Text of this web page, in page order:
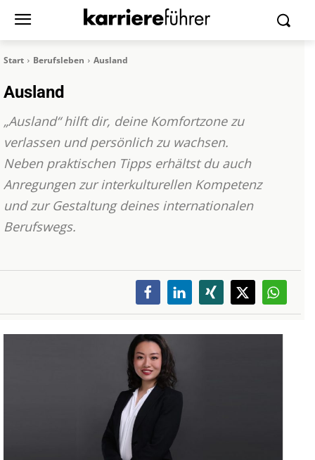
Start Berufsleben Ausland
Ausland
„Ausland“ hilft dir, deine Komfortzone zu
verlassen und persönlich zu wachsen.
Neben praktischen Tipps erhältst du auch
Anregungen zur interkulturellen Kompetenz
und zur Gestaltung deines internationalen
Berufswegs.